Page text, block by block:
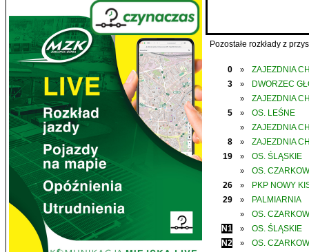
Pozostałe rozkłady z
0 »
ZAJEZDNIA
3
» DWORZEC
»
ZAJEZDNIA
5
» OS. LEŚNE
»
ZAJEZDNIA
8
»
ZAJEZDNIA
19
» OS. ŚLĄSKIE
»
OS.
26
»
PKP NOWY
29
» PALMIARNIA
»
OS.
N1
»
OS. ŚLĄSKIE
N2
» OS.